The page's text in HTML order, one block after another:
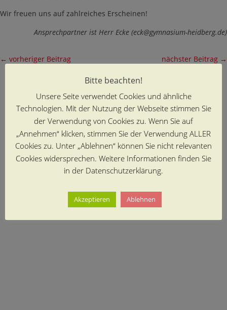
Wir freuen uns auf zahlreiches Erscheinen!
Ansprechpartner ist Herr Ecke (eck@gymnasium-heidberg.de)
← vorheriger Beitrag nächster Beitrag →
Bitte beachten!
Unsere Seite verwendet Cookies und ähnliche
Technologien. Mit der Nutzung der Webseite stimmen Sie
der Verwendung von Cookies zu. Wenn Sie auf
„Annehmen“ klicken, stimmen Sie der Verwendung ALLER
Cookies zu. Unter „Ablehnen“ können Sie nicht relevanten
Cookies widersprechen. Weitere Informationen finden Sie
in der Datenschutzerklärung.
Akzeptieren Ablehnen